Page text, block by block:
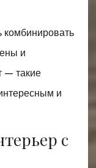
и
— такие
и
с